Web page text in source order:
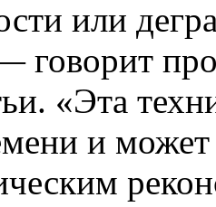
или
говорит
«Эта
и